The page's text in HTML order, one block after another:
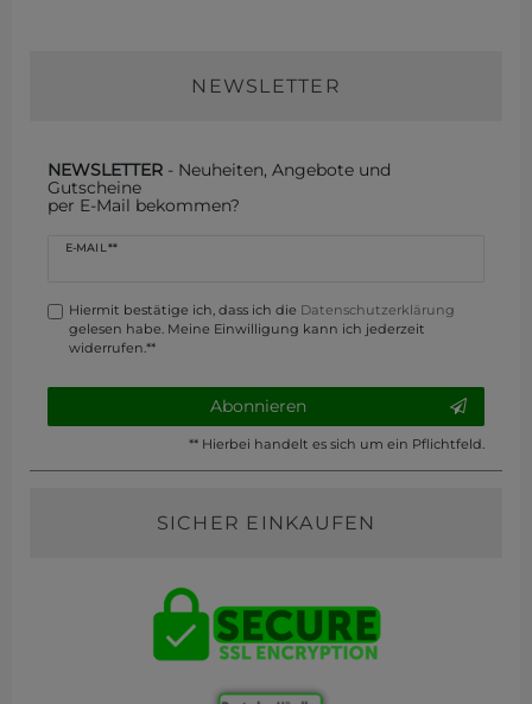
NEWSLETTER
NEWSLETTER - Neuheiten, Angebote und
Gutscheine
per E-Mail bekommen?
E-MAIL **
Newsletter
Hiermit bestätige ich, dass ich die Daten­schutz­erklärung
gelesen habe. Meine Einwilligung kann ich jederzeit
widerrufen.**
Abonnieren
** Hierbei handelt es sich um ein Pflichtfeld.
SICHER EINKAUFEN